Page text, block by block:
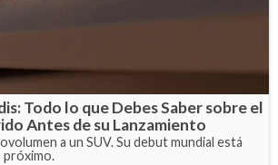
Todo lo que Debes Saber sobre el
Antes de su Lanzamiento
a un SUV. Su debut mundial está
próximo.